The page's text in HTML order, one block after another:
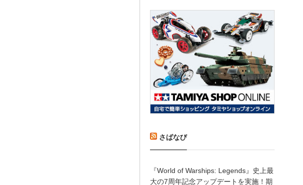
さばなび
『World of Warships: Legends』史上最
大の7周年記念アップデートを実施！期